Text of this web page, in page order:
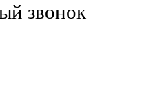
звонок